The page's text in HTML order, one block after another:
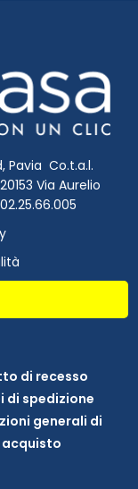
Pavia Co.t.a.l.
Via Aurelio
di recesso
di spedizione
generali di
acquisto